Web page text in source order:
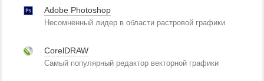
Adobe Photoshop
Несомненный лидер в области растровой графики
CorelDRAW
Самый популярный редактор векторной графики